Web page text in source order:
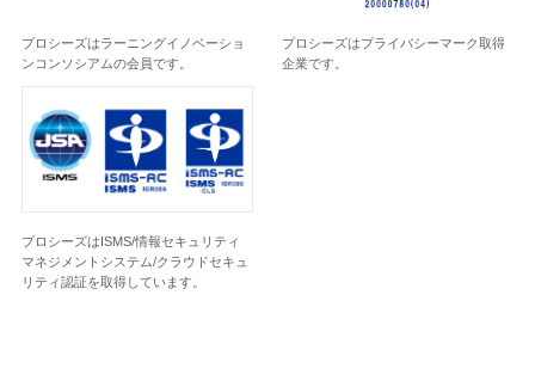
プロシーズはラーニングイノベーショ
ンコンソシアムの会員です。
プロシーズはプライバシーマーク取得
企業です。
プロシーズはISMS/情報セキュリティ
マネジメントシステム/クラウドセキュ
リティ認証を取得しています。